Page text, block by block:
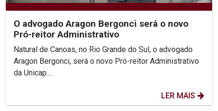
O advogado Aragon Bergonci será o novo
Pró-reitor Administrativo
Natural de Canoas, no Rio Grande do Sul, o advogado
Aragon Bergonci, será o novo Pró-reitor Administrativo
da Unicap....
LER MAIS